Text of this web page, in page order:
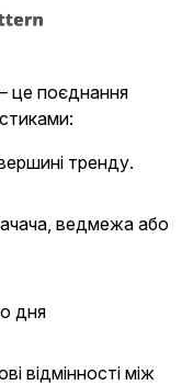
це поєднання
тренду.
ведмежа або
дня
відмінності між